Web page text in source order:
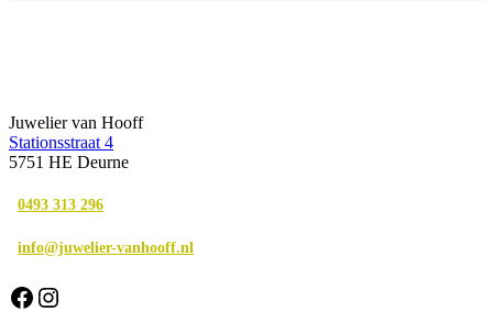
Juwelier van Hooff
Stationsstraat 4
5751 HE Deurne
0493 313 296
info@juwelier-vanhooff.nl
Facebook
Instagram